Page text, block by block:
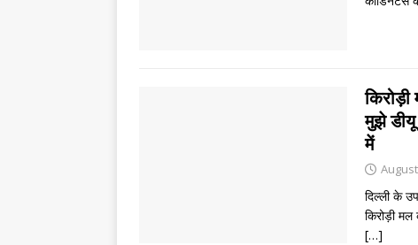
मुझे डीयू
में
दिल्ली के
किरोड़ी
[…]